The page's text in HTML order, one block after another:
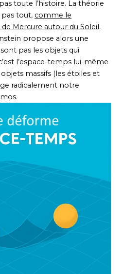
pas toute l’histoire. La théorie
pas tout, comme le
Mercure autour du Soleil.
propose alors une
pas les objets qui
l’espace-temps lui-même
massifs (les étoiles et
radicalement notre